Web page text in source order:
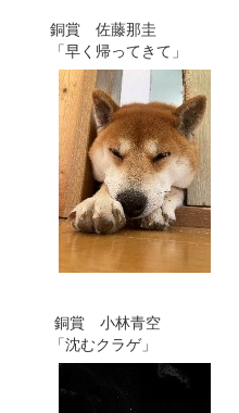
銅賞 佐藤那圭
「早く帰ってきて」
銅賞 小林青空
「沈むクラゲ」